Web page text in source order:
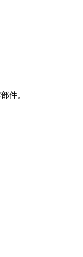
件。